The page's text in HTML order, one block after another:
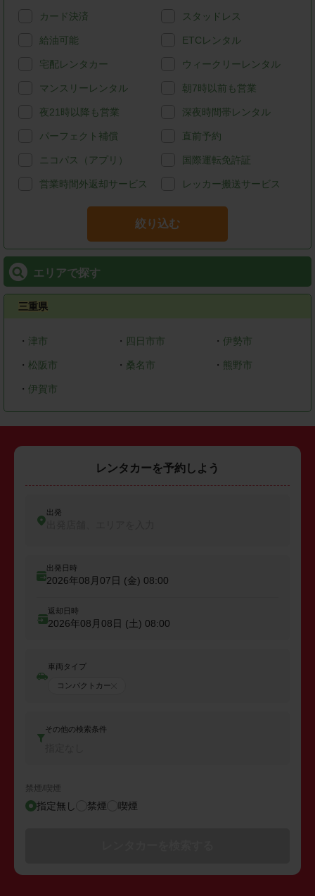
カード決済 スタッドレス
給油可能 ETCレンタル
宅配レンタカー ウィークリーレンタル
マンスリーレンタル 朝7時以前も営業
夜21時以降も営業 深夜時間帯レンタル
パーフェクト補償 直前予約
ニコパス（アプリ） 国際運転免許証
営業時間外返却サービス レッカー搬送サービス
絞り込む
エリアで探す
三重県
・ 津市 ・ 四日市市 ・ 伊勢市
・ 松阪市 ・ 桑名市 ・ 熊野市
・ 伊賀市
レンタカーを予約しよう
出発
出発日時
2026年08月07日 (金) 08:00
返却日時
2026年08月08日 (土) 08:00
車両タイプ
コンパクトカー
その他の検索条件
禁煙/喫煙
指定無し 禁煙 喫煙